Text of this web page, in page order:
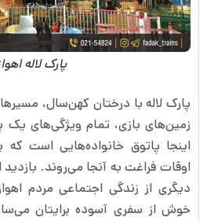
پارک لاله
پارک لاله با درختان کهن‌سال،
زمین‌های بازی، تمام ویژگی‌های یک
اینجا پاتوق خانواده‌هایی است
اوقات فراغت به آنجا می‌روند. بازدید
دیگری از زندگی اجتماعی مردم
خوش از سفری آسوده برایتان